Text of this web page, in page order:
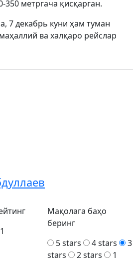
метргача қисқарган.
7 декабрь куни ҳам туман
ва халқаро рейслар
Мақолага баҳо
беринг
5 stars
4 stars
3
stars
2 stars
1